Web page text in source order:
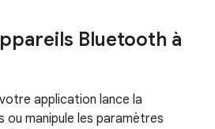
Bluetooth à
application lance la
manipule les paramètres